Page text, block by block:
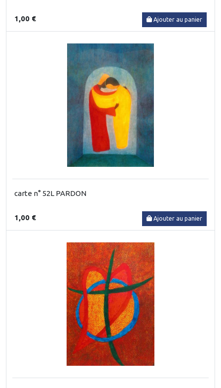
1,00 € Ajouter au panier
carte n° 52L PARDON
1,00 € Ajouter au panier